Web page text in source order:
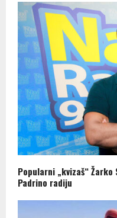
Popularni „kvizaš“ Žarko
Padrino radiju